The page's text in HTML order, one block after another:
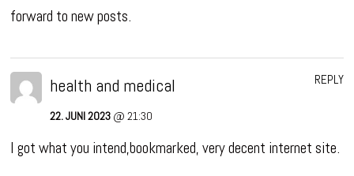
forward to new posts.
health and medical
22. JUNI 2023 @ 21:30
I got what you intend,bookmarked, very decent internet site.
REPLY